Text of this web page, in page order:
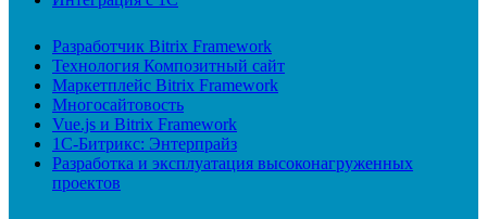
Разработчик Bitrix Framework
Технология Композитный сайт
Маркетплейс Bitrix Framework
Многосайтовость
Vue.js и Bitrix Framework
1С-Битрикс: Энтерпрайз
Разработка и эксплуатация высоконагруженных
проектов